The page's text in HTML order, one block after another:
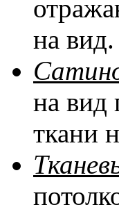
на вид.
на вид
ткани